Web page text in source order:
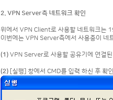
2. VPN Server측 네트워크 확인
위에서 VPN Client로 사용할 네트워크
이번에는 VPN Server측에서 사용중이 네
(1) VPN Server로 사용할 공유기에 연결
(2) [실행] 창에서 CMD를 입력 하신 후 확